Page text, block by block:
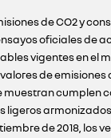
de CO2 y
oficiales de
vigentes en el
de emisiones
muestran cumplen
ligeros armonizados
de 2018, los